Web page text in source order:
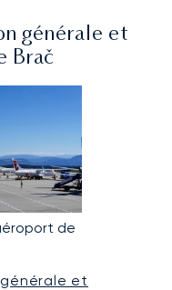
générale et
Brač
de
et